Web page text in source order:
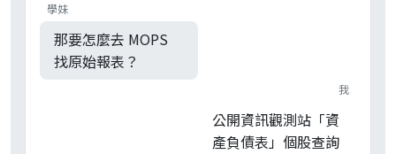
學妹
那要怎麼去 MOPS
找原始報表？
我
公開資訊觀測站「資
產負債表」個股查詢